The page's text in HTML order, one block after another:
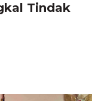
Tindak